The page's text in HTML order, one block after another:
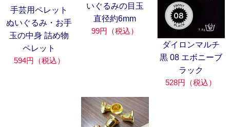
手芸用ペレット
ぬいぐるみ・お手
玉の中身 詰め物
ペレット
594円（税込）
いぐるみの目玉
直径約6mm
99円（税込）
ダイロンマルチ
黒 08 エボニーブ
ラック
528円（税込）